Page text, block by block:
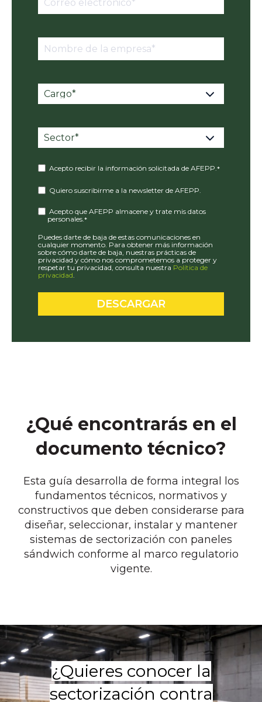
Acepto recibir la información solicitada de AFEPP.*
Quiero suscribirme a la newsletter de AFEPP.
Acepto que AFEPP almacene y trate mis datos
personales. *
Puedes darte de baja de estas comunicaciones en
cualquier momento. Para obtener más información
sobre cómo darte de baja, nuestras prácticas de
privacidad y cómo nos comprometemos a proteger y
respetar tu privacidad, consulta nuestra Política de
privacidad.
¿Qué encontrarás en el
documento técnico?
Esta guía desarrolla de forma integral los
fundamentos técnicos, normativos y
constructivos que deben considerarse para
diseñar, seleccionar, instalar y mantener
sistemas de sectorización con paneles
sándwich conforme al marco regulatorio
vigente.
¿Quieres conocer la
sectorización contra